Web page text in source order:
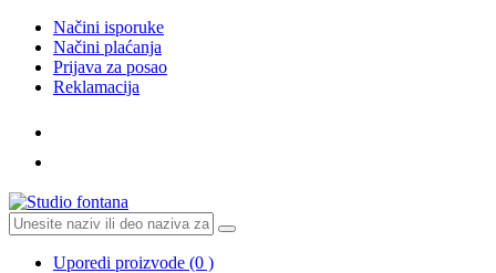
Načini isporuke
Načini plaćanja
Prijava za posao
Reklamacija
Uporedi proizvode (0 )